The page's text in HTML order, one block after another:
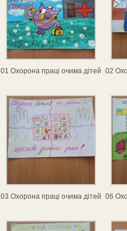
01 Охорона праці очима дітей 02
03 Охорона праці очима дітей 06